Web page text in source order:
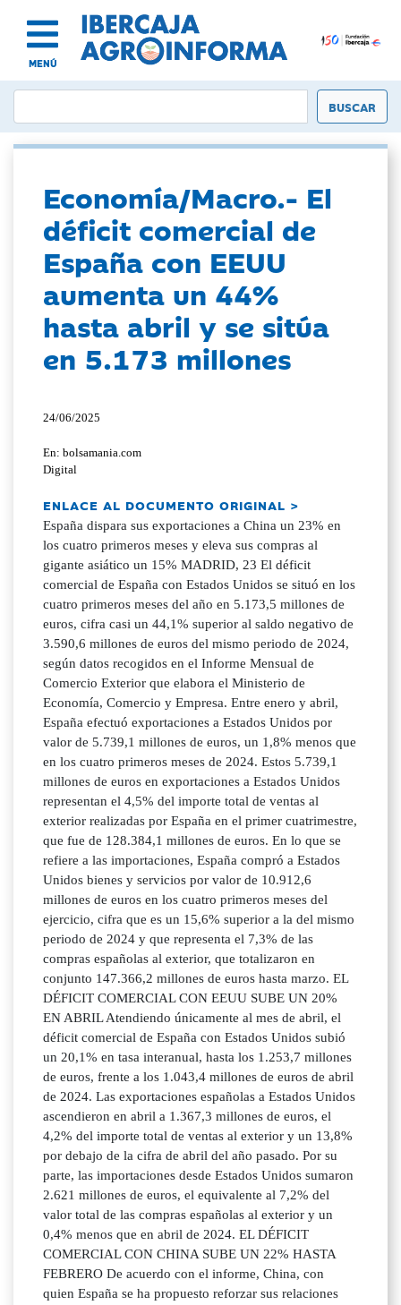
MENÚ
Economía/Macro.- El
déficit comercial de
España con EEUU
aumenta un 44%
hasta abril y se sitúa
en 5.173 millones
24/06/2025
En: bolsamania.com
Digital
ENLACE AL DOCUMENTO ORIGINAL >
España dispara sus exportaciones a China un 23% en
los cuatro primeros meses y eleva sus compras al
gigante asiático un 15% MADRID, 23 El déficit
comercial de España con Estados Unidos se situó en los
cuatro primeros meses del año en 5.173,5 millones de
euros, cifra casi un 44,1% superior al saldo negativo de
3.590,6 millones de euros del mismo periodo de 2024,
según datos recogidos en el Informe Mensual de
Comercio Exterior que elabora el Ministerio de
Economía, Comercio y Empresa. Entre enero y abril,
España efectuó exportaciones a Estados Unidos por
valor de 5.739,1 millones de euros, un 1,8% menos que
en los cuatro primeros meses de 2024. Estos 5.739,1
millones de euros en exportaciones a Estados Unidos
representan el 4,5% del importe total de ventas al
exterior realizadas por España en el primer cuatrimestre,
que fue de 128.384,1 millones de euros. En lo que se
refiere a las importaciones, España compró a Estados
Unidos bienes y servicios por valor de 10.912,6
millones de euros en los cuatro primeros meses del
ejercicio, cifra que es un 15,6% superior a la del mismo
periodo de 2024 y que representa el 7,3% de las
compras españolas al exterior, que totalizaron en
conjunto 147.366,2 millones de euros hasta marzo. EL
DÉFICIT COMERCIAL CON EEUU SUBE UN 20%
EN ABRIL Atendiendo únicamente al mes de abril, el
déficit comercial de España con Estados Unidos subió
un 20,1% en tasa interanual, hasta los 1.253,7 millones
de euros, frente a los 1.043,4 millones de euros de abril
de 2024. Las exportaciones españolas a Estados Unidos
ascendieron en abril a 1.367,3 millones de euros, el
4,2% del importe total de ventas al exterior y un 13,8%
por debajo de la cifra de abril del año pasado. Por su
parte, las importaciones desde Estados Unidos sumaron
2.621 millones de euros, el equivalente al 7,2% del
valor total de las compras españolas al exterior y un
0,4% menos que en abril de 2024. EL DÉFICIT
COMERCIAL CON CHINA SUBE UN 22% HASTA
FEBRERO De acuerdo con el informe, China, con
quien España se ha propuesto reforzar sus relaciones